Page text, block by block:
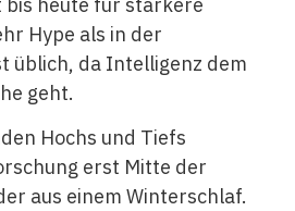
Hype als in der
üblich, da Intelligenz dem
geht.
Hochs und Tiefs
erst Mitte der
aus einem Winterschlaf.